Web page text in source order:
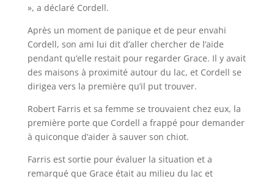
», a déclaré Cordell.
Après un moment de panique et de peur envahi
Cordell, son ami lui dit d’aller chercher de l’aide
pendant qu’elle restait pour regarder Grace. Il y avait
des maisons à proximité autour du lac, et Cordell se
dirigea vers la première qu’il put trouver.
Robert Farris et sa femme se trouvaient chez eux, la
première porte que Cordell a frappé pour demander
à quiconque d’aider à sauver son chiot.
Farris est sortie pour évaluer la situation et a
remarqué que Grace était au milieu du lac et